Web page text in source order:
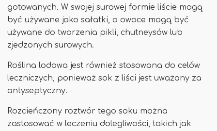
gotowanych. W swojej surowej formie liście mogą
być używane jako sałatki, a owoce mogą być
używane do tworzenia pikli, chutneysów lub
zjedzonych surowych.
Roślina lodowa jest również stosowana do celów
leczniczych, ponieważ sok z liści jest uważany za
antyseptyczny.
Rozcieńczony roztwór tego soku można
zastosować w leczeniu dolegliwości, takich jak